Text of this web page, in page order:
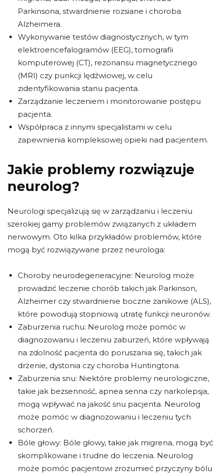
Parkinsona, stwardnienie rozsiane i choroba
Alzheimera.
Wykonywanie testów diagnostycznych, w tym
elektroencefalogramów (EEG), tomografii
komputerowej (CT), rezonansu magnetycznego
(MRI) czy punkcji lędźwiowej, w celu
zidentyfikowania stanu pacjenta.
Zarządzanie leczeniem i monitorowanie postępu
pacjenta.
Współpraca z innymi specjalistami w celu
zapewnienia kompleksowej opieki nad pacjentem.
Jakie problemy rozwiązuje
neurolog?
Neurologi specjalizują się w zarządzaniu i leczeniu
szerokiej gamy problemów związanych z układem
nerwowym. Oto kilka przykładów problemów, które
mogą być rozwiązywane przez neurologa:
Choroby neurodegeneracyjne: Neurolog może
prowadzić leczenie chorób takich jak Parkinson,
Alzheimer czy stwardnienie boczne zanikowe (ALS),
które powodują stopniową utratę funkcji neuronów.
Zaburzenia ruchu: Neurolog może pomóc w
diagnozowaniu i leczeniu zaburzeń, które wpływają
na zdolność pacjenta do poruszania się, takich jak
drżenie, dystonia czy choroba Huntingtona.
Zaburzenia snu: Niektóre problemy neurologiczne,
takie jak bezsenność, apnea senna czy narkolepsja,
mogą wpływać na jakość snu pacjenta. Neurolog
może pomóc w diagnozowaniu i leczeniu tych
schorzeń.
Bóle głowy: Bóle głowy, takie jak migrena, mogą być
skomplikowane i trudne do leczenia. Neurolog
może pomóc pacjentowi zrozumieć przyczyny bólu